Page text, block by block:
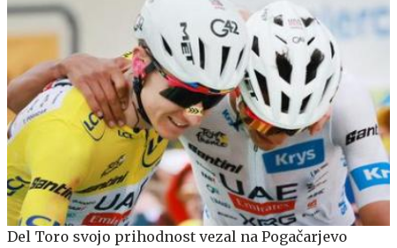
Del Toro svojo prihodnost vezal na Pogačarjevo